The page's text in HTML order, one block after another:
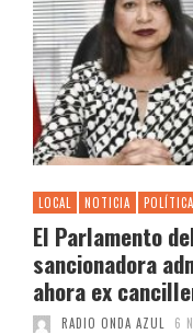
LOCAL NOTICIA POLÍTICA
El Parlamento
sancionadora
ahora ex
RADIO ONDA AZUL 6